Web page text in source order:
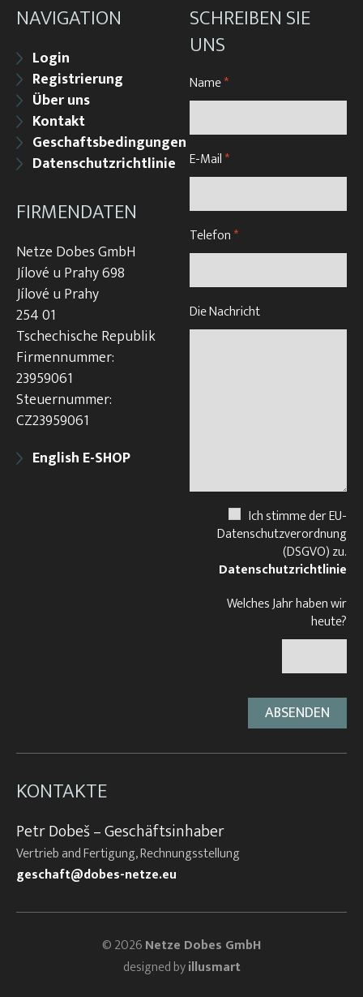
NAVIGATION
Login
Registrierung
Über uns
Kontakt
Geschaftsbedingungen
Datenschutzrichtlinie
FIRMENDATEN
Netze Dobes GmbH
Jílové u Prahy 698
Jílové u Prahy
254 01
Tschechische Republik
Firmennummer:
23959061
Steuernummer:
CZ23959061
English E-SHOP
SCHREIBEN SIE
UNS
Name*
E-Mail*
Telefon*
Die Nachricht
Ich stimme der EU-
Datenschutzverordnung
(DSGVO) zu.
Datenschutzrichtlinie
Welches Jahr haben wir
heute?
KONTAKTE
Petr Dobeš – Geschäftsinhaber
Vertrieb and Fertigung, Rechnungsstellung
geschaft@dobes-netze.eu
© 2026Netze Dobes GmbH
designed byillusmart